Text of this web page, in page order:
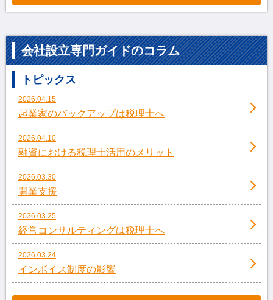
会社設立専門ガイドのコラム
トピックス
2026.04.15
起業家のバックアップは税理士へ
2026.04.10
融資における税理士活用のメリット
2026.03.30
開業支援
2026.03.25
経営コンサルティングは税理士へ
2026.03.24
インボイス制度の影響